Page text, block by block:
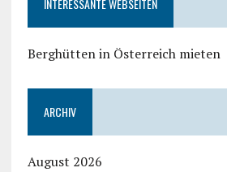
INTERESSANTE WEBSEITEN
Berghütten in Österreich mieten
ARCHIV
August 2026